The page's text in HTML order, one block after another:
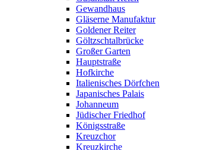
Gewandhaus
Gläserne Manufaktur
Goldener Reiter
Göltzschtalbrücke
Großer Garten
Hauptstraße
Hofkirche
Italienisches Dörfchen
Japanisches Palais
Johanneum
Jüdischer Friedhof
Königsstraße
Kreuzchor
Kreuzkirche